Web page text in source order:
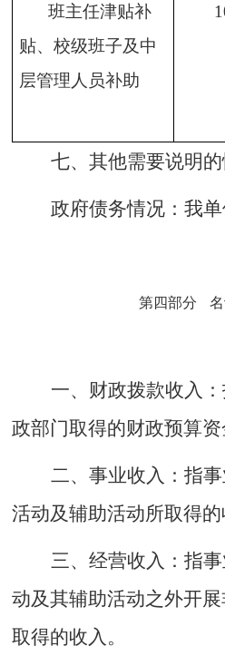
班主任津贴补
贴、校级班子及中
层管理人员补助
七、其他需要说明
政府债务情况：我单
第四部分
一、财政拨款收入：
政部门取得的财政预算资
二、事业收入：指
活动及辅助活动所取得的
三、经营收入：指
动及其辅助活动之外开
取得的收入。